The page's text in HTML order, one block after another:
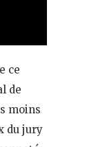
ce
de
moins
du jury